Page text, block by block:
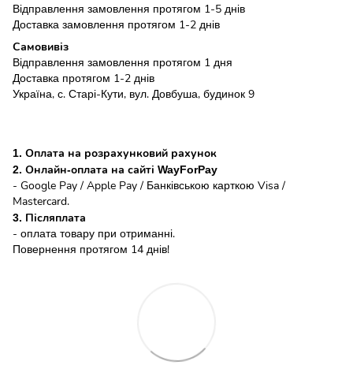
Відправлення замовлення протягом 1-5 днів
Доставка замовлення протягом 1-2 днів
Самовивіз
Відправлення замовлення протягом 1 дня
Доставка протягом 1-2 днів
Україна, с. Старі-Кути, вул. Довбуша, будинок 9
1. Оплата на розрахунковий рахунок
2. Онлайн-оплата на сайті WayForPay
- Google Pay / Apple Pay / Банківською карткою Visa /
Mastercard.
3. Післяплата
- оплата товару при отриманні.
Повернення протягом 14 днів!